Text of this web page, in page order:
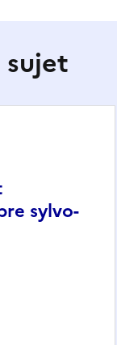
sujet
sylvo-